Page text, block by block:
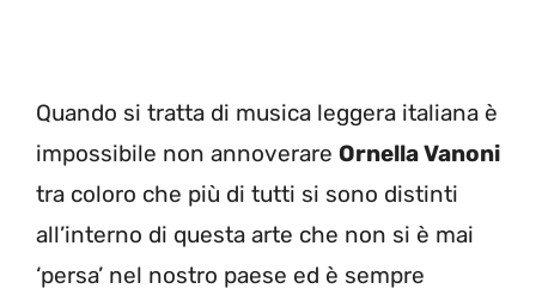
Quando si tratta di musica leggera italiana è
impossibile non annoverare Ornella Vanoni
tra coloro che più di tutti si sono distinti
all’interno di questa arte che non si è mai
‘persa’ nel nostro paese ed è sempre